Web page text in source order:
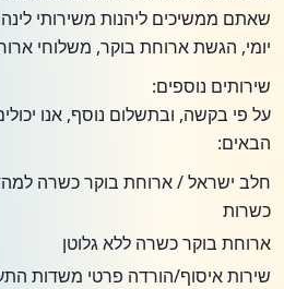
שאתם ממשיכים ליהנות משירותי לינה
יומי, הגשת ארוחת בוקר, משלוחי
שירותים נוספים:
על פי בקשה, ובתשלום נוסף, אנו
הבאים:
חלב ישראל / ארוחת בוקר כשרה
כשרות
ארוחת בוקר כשרה ללא גלוטן
שירות איסוף/הורדה פרטי משדות